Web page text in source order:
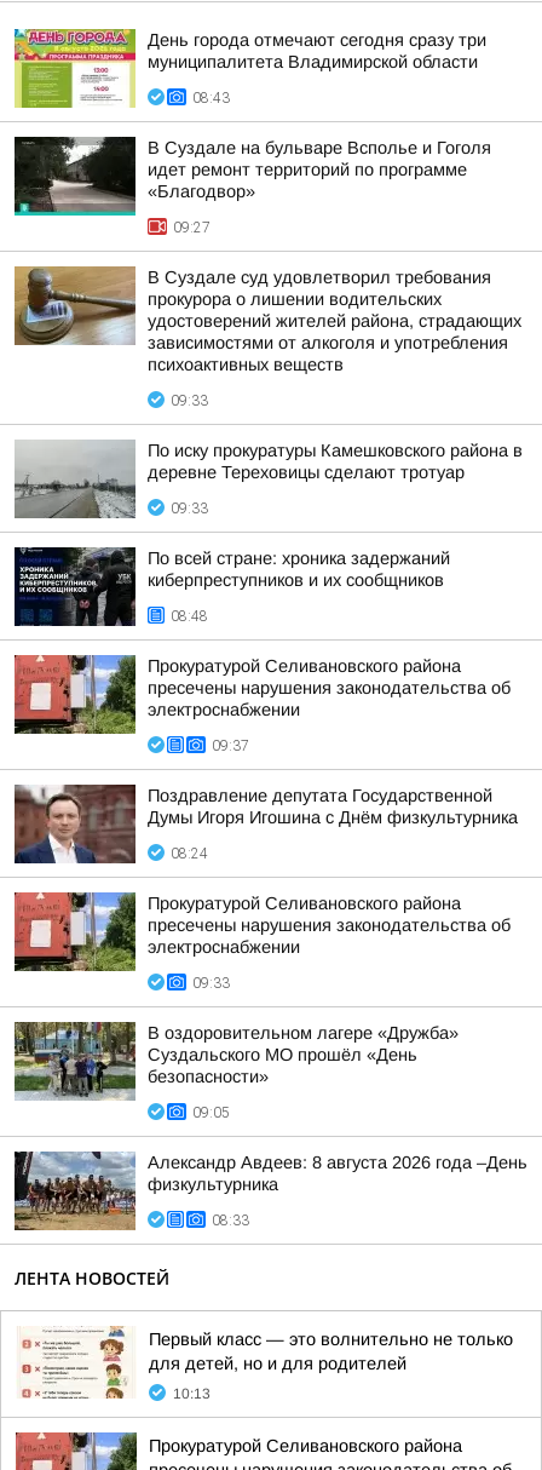
День города отмечают сегодня сразу три
муниципалитета Владимирской области
08:43
В Суздале на бульваре Всполье и Гоголя
идет ремонт территорий по программе
«Благодвор»
09:27
В Суздале суд удовлетворил требования
прокурора о лишении водительских
удостоверений жителей района, страдающих
зависимостями от алкоголя и употребления
психоактивных веществ
09:33
По иску прокуратуры Камешковского района в
деревне Тереховицы сделают тротуар
09:33
По всей стране: хроника задержаний
киберпреступников и их сообщников
08:48
Прокуратурой Селивановского района
пресечены нарушения законодательства об
электроснабжении
09:37
Поздравление депутата Государственной
Думы Игоря Игошина с Днём физкультурника
08:24
Прокуратурой Селивановского района
пресечены нарушения законодательства об
электроснабжении
09:33
В оздоровительном лагере «Дружба»
Суздальского МО прошёл «День
безопасности»
09:05
Александр Авдеев: 8 августа 2026 года –День
физкультурника
08:33
ЛЕНТА НОВОСТЕЙ
Первый класс — это волнительно не только
для детей, но и для родителей
10:13
Прокуратурой Селивановского района